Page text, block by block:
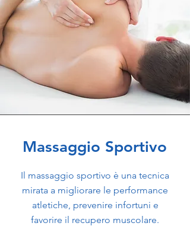
Massaggio Sportivo
Il massaggio sportivo è una tecnica
mirata a migliorare le performance
atletiche, prevenire infortuni e
favorire il recupero muscolare.